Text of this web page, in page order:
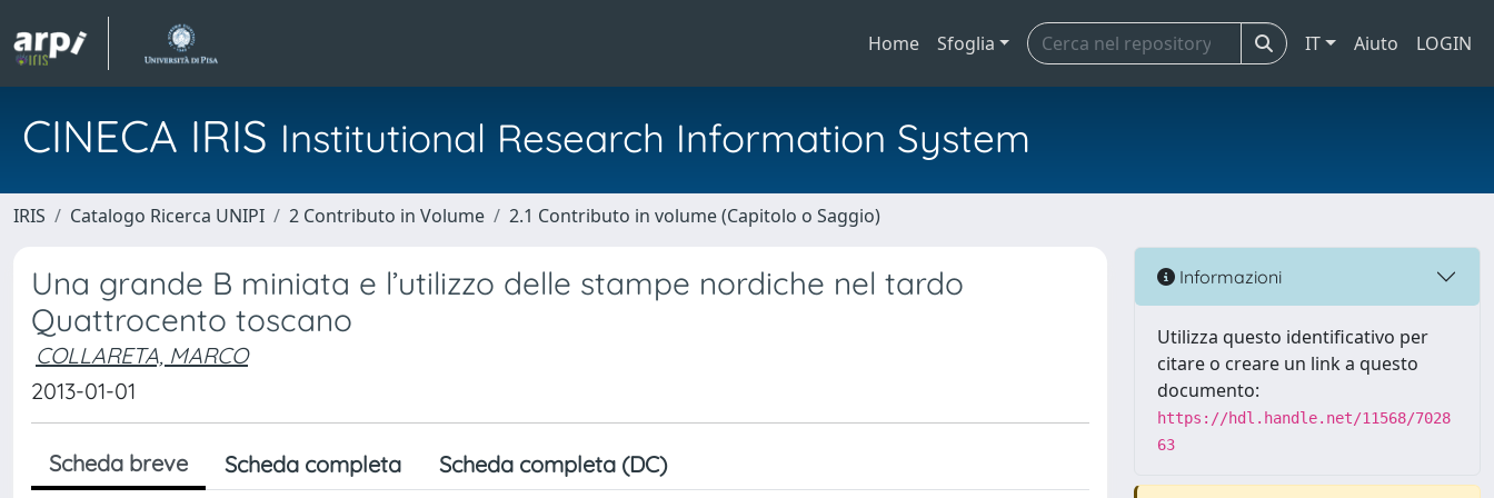
Home Sfoglia IT Aiuto LOGIN
CINECA IRIS Institutional Research Information System
IRIS Catalogo Ricerca UNIPI 2 Contributo in Volume 2.1 Contributo in volume (Capitolo o Saggio)
Una grande B miniata e l’utilizzo delle stampe nordiche nel tardo
Quattrocento toscano
COLLARETA, MARCO
2013-01-01
Scheda breve Scheda completa Scheda completa (DC)
Informazioni
Utilizza questo identificativo per
citare o creare un link a questo
documento:
https://hdl.handle.net/11568/7028
63